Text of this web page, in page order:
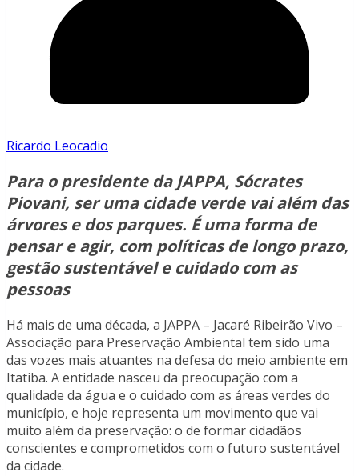
Ricardo Leocadio
Para o presidente da JAPPA, Sócrates
Piovani, ser uma cidade verde vai além das
árvores e dos parques. É uma forma de
pensar e agir, com políticas de longo prazo,
gestão sustentável e cuidado com as
pessoas
Há mais de uma década, a JAPPA – Jacaré Ribeirão Vivo –
Associação para Preservação Ambiental tem sido uma
das vozes mais atuantes na defesa do meio ambiente em
Itatiba. A entidade nasceu da preocupação com a
qualidade da água e o cuidado com as áreas verdes do
município, e hoje representa um movimento que vai
muito além da preservação: o de formar cidadãos
conscientes e comprometidos com o futuro sustentável
da cidade.